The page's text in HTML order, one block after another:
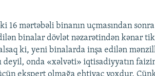
16 mərtəbəli binanın uçmasından
binalar dövlət nəzarətindən kənar
ki, yeni binalarda inşa edilən
deyil, onda «xəlvəti» iqtisadiyyatın